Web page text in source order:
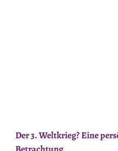
Der 3. Weltkrieg? Eine